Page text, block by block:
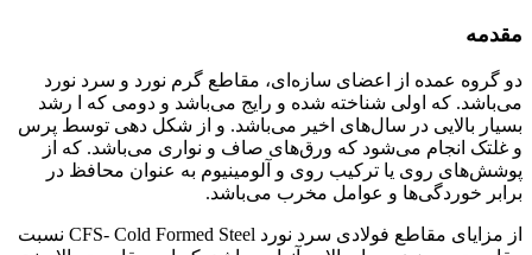
مقدمه
دو گروه عمده از اعضای سازه‌ای، مقاطع گرم نورد و سرد نورد
می‌باشد. که اولی شناخته شده و رایج می‌باشد و دومی که ا رشد
بسیار بالایی در سال‌های اخیر می‌باشد. و از شکل دهی توسط پرس
و غلتک انجام می‌شود که ورق‌های صاف و نواری می‌باشد. که از
پوشش‌های روی یا ترکیب روی و آلومینیوم به عنوان محافظ در
برابر خوردگی‌ها و عوامل مخرب می‌باشد.
از مزایای مقاطع فولادی سرد نورد CFS- Cold Formed Steel نسبت